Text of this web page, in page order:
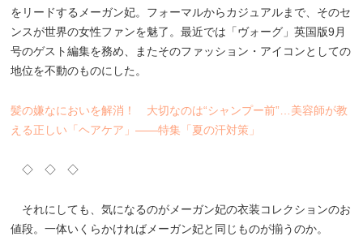
をリードするメーガン妃。フォーマルからカジュアルまで、そのセ
ンスが世界の女性ファンを魅了。最近では「ヴォーグ」英国版9月
号のゲスト編集を務め、またそのファッション・アイコンとしての
地位を不動のものにした。
髪の嫌なにおいを解消！ 大切なのは“シャンプー前”…美容師が教
える正しい「ヘアケア」――特集「夏の汗対策」
◇ ◇ ◇
それにしても、気になるのがメーガン妃の衣装コレクションのお
値段。一体いくらかければメーガン妃と同じものが揃うのか。